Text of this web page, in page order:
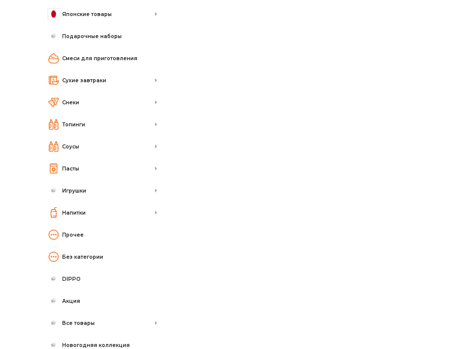
Японские товары
Подарочные наборы
Смеси для приготовления
Сухие завтраки
Снеки
Топинги
Соусы
Пасты
Игрушки
Напитки
Прочее
Без категории
DIPPO
Акция
Все товары
Новогодняя коллекция